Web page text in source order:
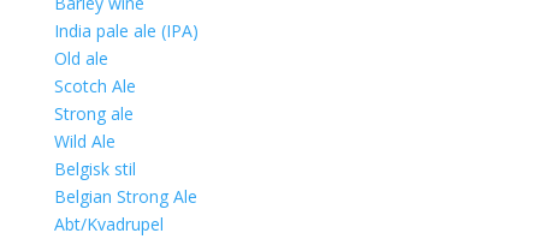
India pale ale (IPA)
Old ale
Scotch Ale
Strong ale
Wild Ale
Belgisk stil
Belgian Strong Ale
Abt/Kvadrupel